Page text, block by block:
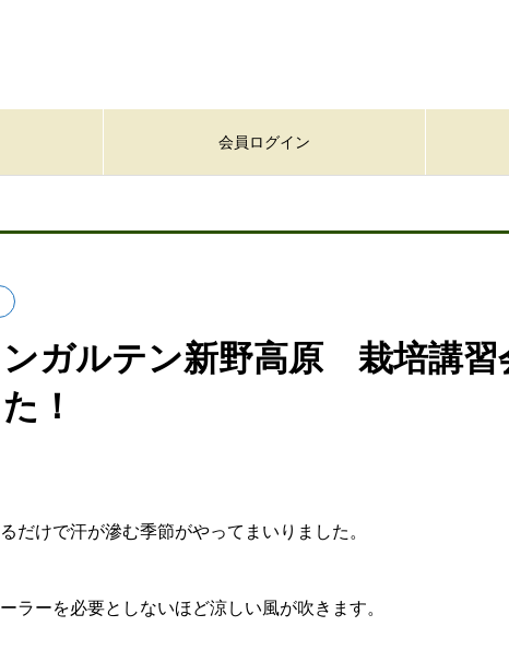
会員ログイン
ガルテン新野高原 栽培講習
！
だけで汗が滲む季節がやってまいりました。
ラーを必要としないほど涼しい風が吹きます。